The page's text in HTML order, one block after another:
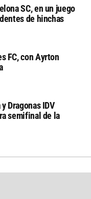
SC, en un juego
de hinchas
FC, con Ayrton
Dragonas IDV
semifinal de la